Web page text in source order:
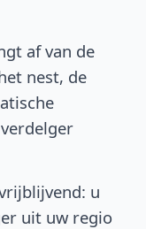
af van de
nest, de
u
uit uw regio